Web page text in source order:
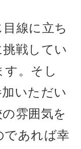
線に立ち
戦してい
。そし
いただい
雰囲気を
であれば幸